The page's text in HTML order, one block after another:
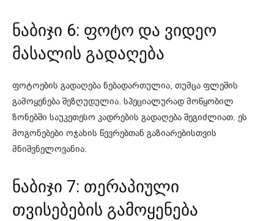
ნაბიჯი 6: ფოტო და ვიდეო
მასალის გადაღება
ფოტოების გადაღება ნებადართულია, თუმცა ფლეშის
გამოყენება შეზღუდულია. სპეციალურად მოწყობილ
ზონებში საუკეთესო კადრების გადაღება შეგიძლიათ. ეს
მოგონებები ოჯახის წევრებთან გაზიარებისთვის
მნიშვნელოვანია.
ნაბიჯი 7: თერაპიული
თვისებების გამოყენება